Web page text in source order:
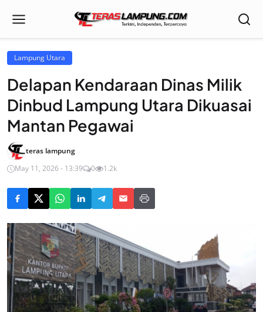
Lampung Utara
Delapan Kendaraan Dinas Milik
Dinbud Lampung Utara Dikuasai
Mantan Pegawai
teras lampung
May 11, 2026 - 13:39
0 1.2k